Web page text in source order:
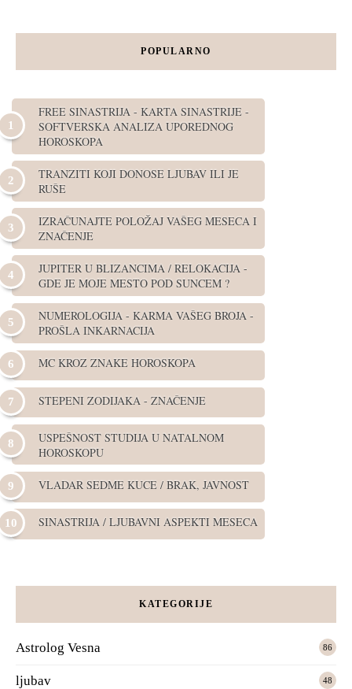
POPULARNO
FREE SINASTRIJA - KARTA SINASTRIJE -
SOFTVERSKA ANALIZA UPOREDNOG
HOROSKOPA
TRANZITI KOJI DONOSE LJUBAV ILI JE
RUŠE
IZRAČUNAJTE POLOŽAJ VAŠEG MESECA I
ZNAČENJE
JUPITER U BLIZANCIMA / RELOKACIJA -
GDE JE MOJE MESTO POD SUNCEM ?
NUMEROLOGIJA - KARMA VAŠEG BROJA -
PROŠLA INKARNACIJA
MC KROZ ZNAKE HOROSKOPA
STEPENI ZODIJAKA - ZNAČENJE
USPEŠNOST STUDIJA U NATALNOM
HOROSKOPU
VLADAR SEDME KUCE / BRAK, JAVNOST
SINASTRIJA / LJUBAVNI ASPEKTI MESECA
KATEGORIJE
Astrolog Vesna 86
ljubav 48